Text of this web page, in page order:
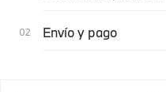
Envío y pago